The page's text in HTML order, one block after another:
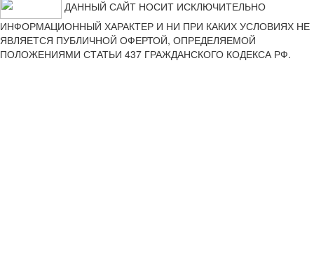
ДАННЫЙ САЙТ НОСИТ ИСКЛЮЧИТЕЛЬНО
ИНФОРМАЦИОННЫЙ ХАРАКТЕР И НИ ПРИ КАКИХ УСЛОВИЯХ НЕ
ЯВЛЯЕТСЯ ПУБЛИЧНОЙ ОФЕРТОЙ, ОПРЕДЕЛЯЕМОЙ
ПОЛОЖЕНИЯМИ СТАТЬИ 437 ГРАЖДАНСКОГО КОДЕКСА РФ.